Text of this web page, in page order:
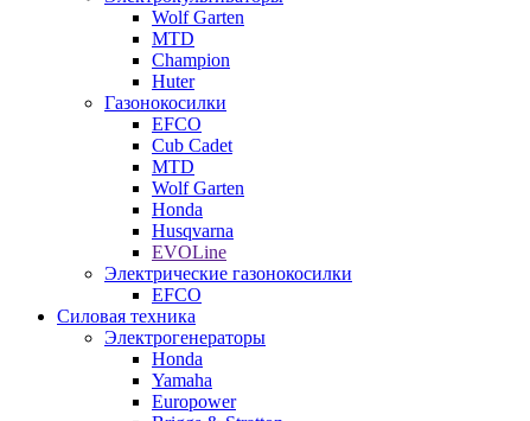
Wolf Garten
MTD
Champion
Huter
Газонокосилки
EFCO
Cub Cadet
MTD
Wolf Garten
Honda
Husqvarna
EVOLine
Электрические газонокосилки
EFCO
Силовая техника
Электрогенераторы
Honda
Yamaha
Europower